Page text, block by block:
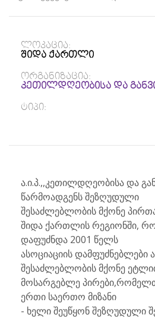
ლოკაცია:
შიდა ქართლი
ორგანიზაცია:
კეთილდღეობისა და
ტიპი:
ა.ი.პ.,,კეთილდღეობისა და
წარმოადგენს შეზღუდული
შესაძლებლობის მქონე
შიდა ქართლის რეგიონში,
დაფუძნდა 2001 წელს
ასოციაციის დამფუძნებლები
შესაძლებლობის მქონე
მოსარგებლე
ერთი საერთო მიზანი
- ხელი შეუწყონ შეზღუდული